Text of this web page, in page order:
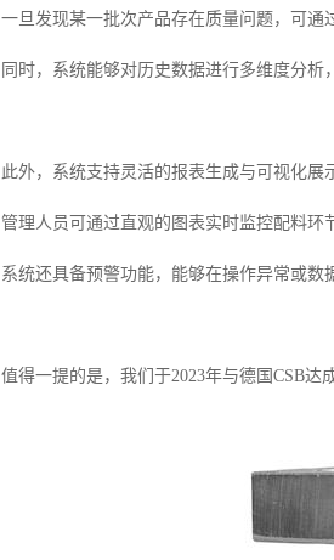
一旦发现某一批次产品存在质量问题，可
同时，系统能够对历史数据进行多维度分析
此外，系统支持灵活的报表生成与可视化展
管理人员可通过直观的图表实时监控配料
系统还具备预警功能，能够在操作异常或数
值得一提的是，我们于2023年与德国CSB达